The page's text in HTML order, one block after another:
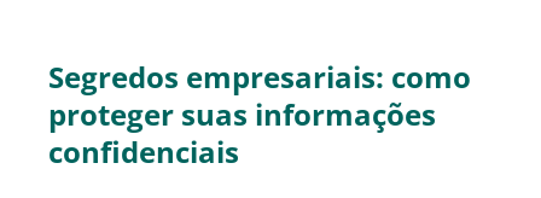
Segredos empresariais: como
proteger suas informações
confidenciais